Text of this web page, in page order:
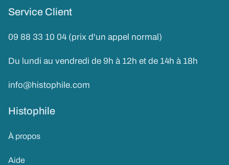
Service Client
09 88 33 10 04 (prix d'un appel normal)
Du lundi au vendredi de 9h à 12h et de 14h à 18h
info@histophile.com
Histophile
À propos
Aide